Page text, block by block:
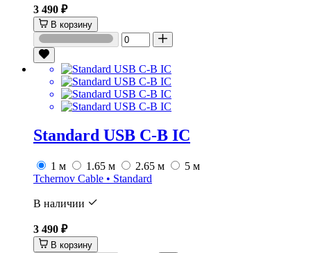
3 490 ₽
В корзину
Standard USB C-B IC
1 м 1.65 м 2.65 м
5 м
Tchernov Cable • Standard
В наличии
3 490 ₽
В корзину